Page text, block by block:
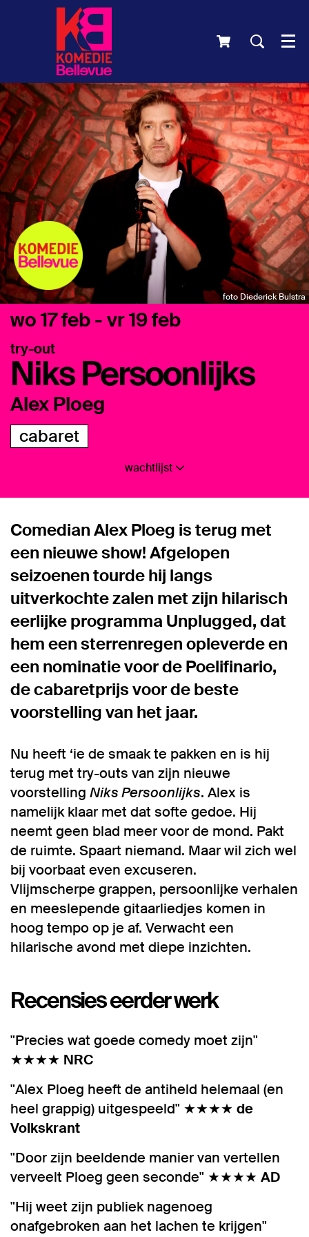
foto Diederick Bulstra
Niks Persoonlijks
Alex Ploeg
try-out
wo 17 feb-vr 19 feb
cabaret
wachtlijst
Comedian Alex Ploeg is terug met
een nieuwe show! Afgelopen
seizoenen tourde hij langs
uitverkochte zalen met zijn hilarisch
eerlijke programma Unplugged, dat
hem een sterrenregen opleverde en
een nominatie voor de Poelifinario,
de cabaretprijs voor de beste
voorstelling van het jaar.
Nu heeft ‘ie de smaak te pakken en is hij
terug met try-outs van zijn nieuwe
voorstelling Niks Persoonlijks. Alex is
namelijk klaar met dat softe gedoe. Hij
neemt geen blad meer voor de mond. Pakt
de ruimte. Spaart niemand. Maar wil zich wel
bij voorbaat even excuseren.
Vlijmscherpe grappen, persoonlijke verhalen
en meeslepende gitaarliedjes komen in
hoog tempo op je af. Verwacht een
hilarische avond met diepe inzichten.
Recensies eerder werk
"Precies wat goede comedy moet zijn"
★★★★ NRC
"Alex Ploeg heeft de antiheld helemaal (en
heel grappig) uitgespeeld" ★★★★ de
Volkskrant
"Door zijn beeldende manier van vertellen
verveelt Ploeg geen seconde" ★★★★ AD
"Hij weet zijn publiek nagenoeg
onafgebroken aan het lachen te krijgen"